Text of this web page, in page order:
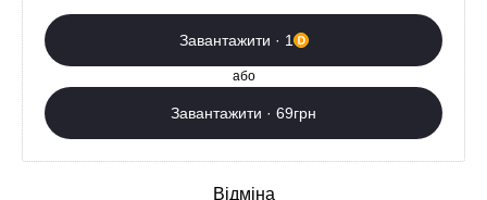
Додаткові послуги
Завантажити · 1
або
Завантажити · 69грн
Відміна